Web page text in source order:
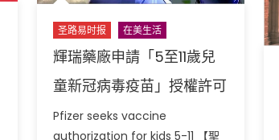
次
大
抽
獎
結
效
圣路易时报 在美生活
輝瑞藥廠申請「5至11歲兒
童新冠病毒疫苗」授權許可
Pfizer seeks vaccine
authorization for kids 5-11 【聖